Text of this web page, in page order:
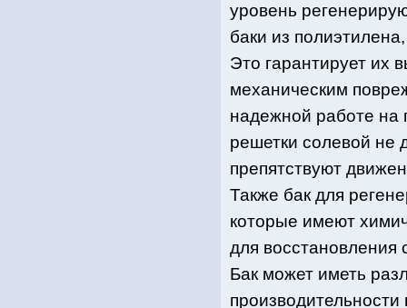
уровень
баки из
Это гарантирует их
механическим
надежной работе на
решетки солевой не
препятствуют
Также бак для
которые имеют
для восстановления
Бак может иметь
производительности